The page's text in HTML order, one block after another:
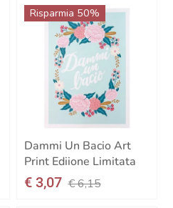
Risparmia 50%
Dammi Un Bacio Art
Print Ediione Limitata
€ 3,07 € 6,15